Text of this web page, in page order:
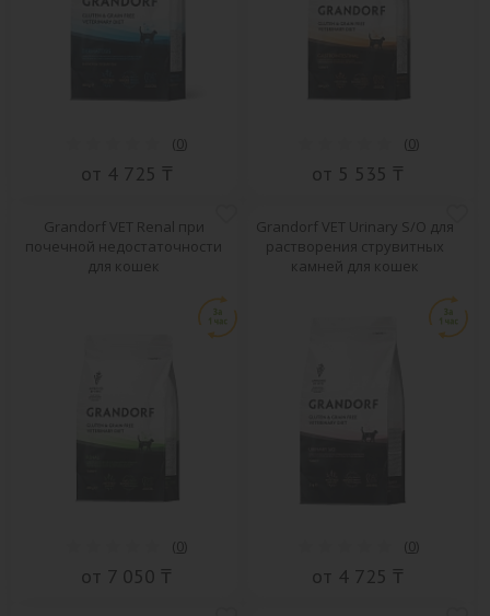
(0)
от 4 725 ₸
(0)
от 5 535 ₸
Grandorf VET Renal при
почечной недостаточности
для кошек
(0)
от 7 050 ₸
Grandorf VET Urinary S/O для
растворения струвитных
камней для кошек
(0)
от 4 725 ₸